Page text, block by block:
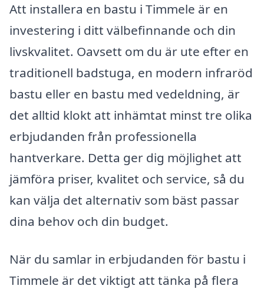
Att installera en bastu i Timmele är en
investering i ditt välbefinnande och din
livskvalitet. Oavsett om du är ute efter en
traditionell badstuga, en modern infraröd
bastu eller en bastu med vedeldning, är
det alltid klokt att inhämtat minst tre olika
erbjudanden från professionella
hantverkare. Detta ger dig möjlighet att
jämföra priser, kvalitet och service, så du
kan välja det alternativ som bäst passar
dina behov och din budget.
När du samlar in erbjudanden för bastu i
Timmele är det viktigt att tänka på flera